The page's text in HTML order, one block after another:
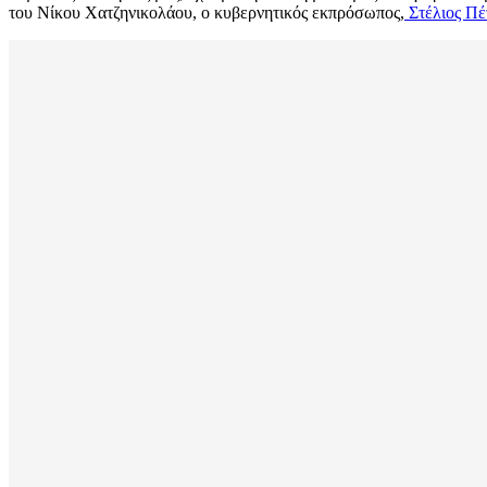
του Νίκου Χατζηνικολάου, ο κυβερνητικός εκπρόσωπος, Στέλιος